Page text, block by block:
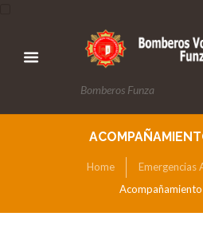
Bomberos Funza
Home
Emergencias